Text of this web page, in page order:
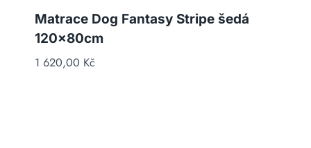
Matrace Dog Fantasy Stripe šedá
120x80cm
1 620,00 Kč